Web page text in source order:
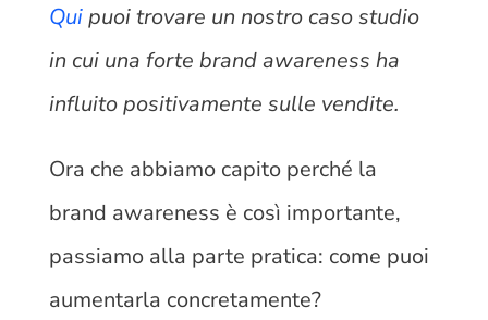
Quipuoi trovare un nostro caso studio
in cui una forte brand awareness ha
influito positivamente sulle vendite.
Ora che abbiamo capito perché la
brand awareness è così importante,
passiamo alla parte pratica: come puoi
aumentarla concretamente?